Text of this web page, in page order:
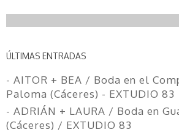
ÚLTIMAS ENTRADAS
- AITOR + BEA / Boda en el
Paloma (Cáceres) - EXTUDIO 83
- ADRIÁN + LAURA / Boda en
(Cáceres) / EXTUDIO 83